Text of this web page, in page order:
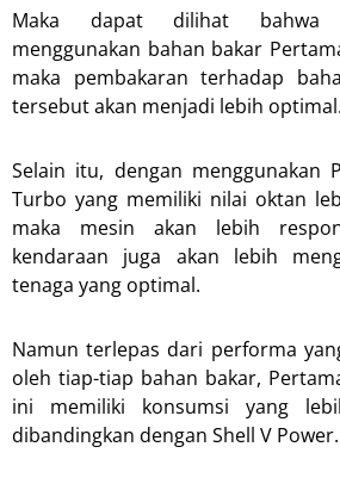
Maka dapat dilihat bahwa
menggunakan bahan bakar
maka pembakaran terhadap
tersebut akan menjadi lebih optimal.
Selain itu, dengan menggunakan
Turbo yang memiliki nilai oktan
maka mesin akan lebih
kendaraan juga akan lebih
tenaga yang optimal.
Namun terlepas dari performa
oleh tiap-tiap bahan bakar,
ini memiliki konsumsi yang
dibandingkan dengan Shell V Power.